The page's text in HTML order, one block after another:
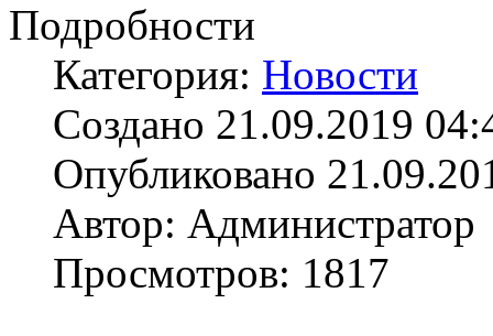
Подробности
Категория: Новости
Создано 21.09.2019
Опубликовано
Автор: Администратор
Просмотров: 1817